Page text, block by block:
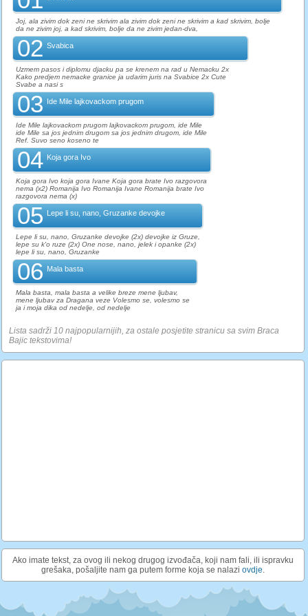
Joj, ala zivim dok zeni ne skrivim ala zivim dok zeni ne skrivim a kad skrivim, bolje
da ne zivim joj, a kad skrivim, bolje da ne zivim jedan-dva,
02 Svabica
Uzmem pasos i diplomu djacku pa se krenem na rad u Nemacku 2x
Kako predjem nemacke granice ja udarim juris na Svabice 2x Cute
Svabe a nasi s
03 Ide Mile lajkovackom prugom
Ide Mile lajkovackom prugom lajkovackom prugom, ide Mile
ide Mile sa jos jednim drugom sa jos jednim drugom, ide Mile
Ref. Suvo seno koseno te
04 Koja gora Ivo
Koja gora Ivo koja gora Ivane Koja gora brate Ivo razgovora
nema (x2) Romanija Ivo Romanija Ivane Romanija brate Ivo
razgovora nema (x)
05 Lepe li su, nano, Gruzanke devojke
Lepe li su, nano, Gruzanke devojke (2x) devojke iz Gruze,
lepe su k'o ruze (2x) One nose, nano, jelek i opanke (2x)
lepe li su, nano, Gruzanke
06 Mala basta
Mala basta, mala basta a velike breze mene ljubav,
mene ljubav za Dragana veze Volesmo se, volesmo se
ja i moja dika od nedelje, od nedelje
Lista sadrži 10 najpopularnijih, za ostale posjetite stranicu sa svim Braca
Bajic tekstovima!
Ako imate tekst, za ovog ili nekog drugog izvođača, koji nam fali, ili ispravku
grešaka, pošaljite nam ga putem forme koja se nalazi ovdje.